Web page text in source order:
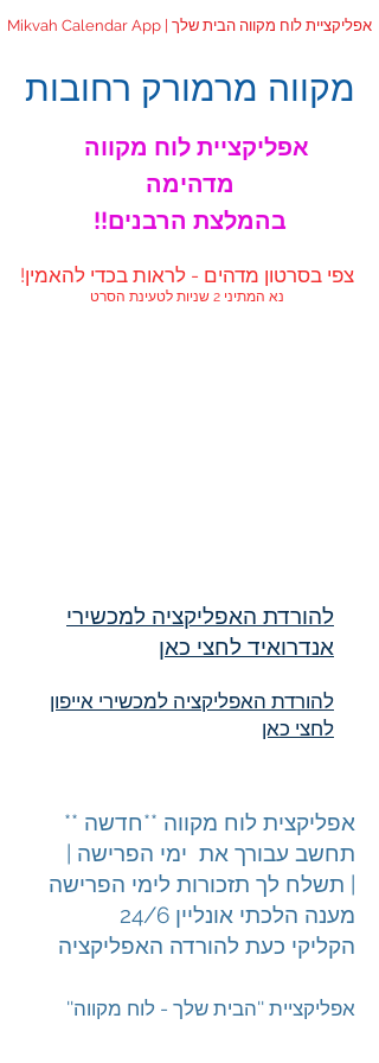
Mikvah Calendar App | אפליקציית לוח מקווה הבית שלך
מקווה מרמורק רחובות
מדהימה
!!בהמלצת הרבנים
!צפי בסרטון מדהים - לראות בכדי להאמין
נא המתיני 2 שניות לטעינת הסרט
להורדת האפליקציה למכשירי
אנדרואיד לחצי כאן
להורדת האפליקציה למכשירי אייפון
לחצי כאן
אפליקצית לוח מקווה **חדשה **
תחשב עבורך את ימי הפרישה |
תשלח לך תזכורות לימי הפרישה |
מענה הלכתי אונליין 24/6
הקליקי כעת להורדה האפליקציה
''אפליקציית ''הבית שלך - לוח מקווה